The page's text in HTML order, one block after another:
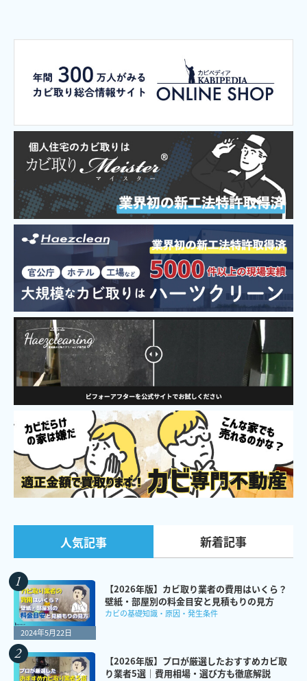
人気記事 新着記事
2024年5月22日
【2026年版】カビ取り業者の費用はいくら？
壁紙・部屋別の料金目安と見積もりの見方
カビの基礎知識・原因・発生条件
【2026年版】プロが厳選したおすすめカビ取
り業者5選｜費用相場・選び方も徹底解説